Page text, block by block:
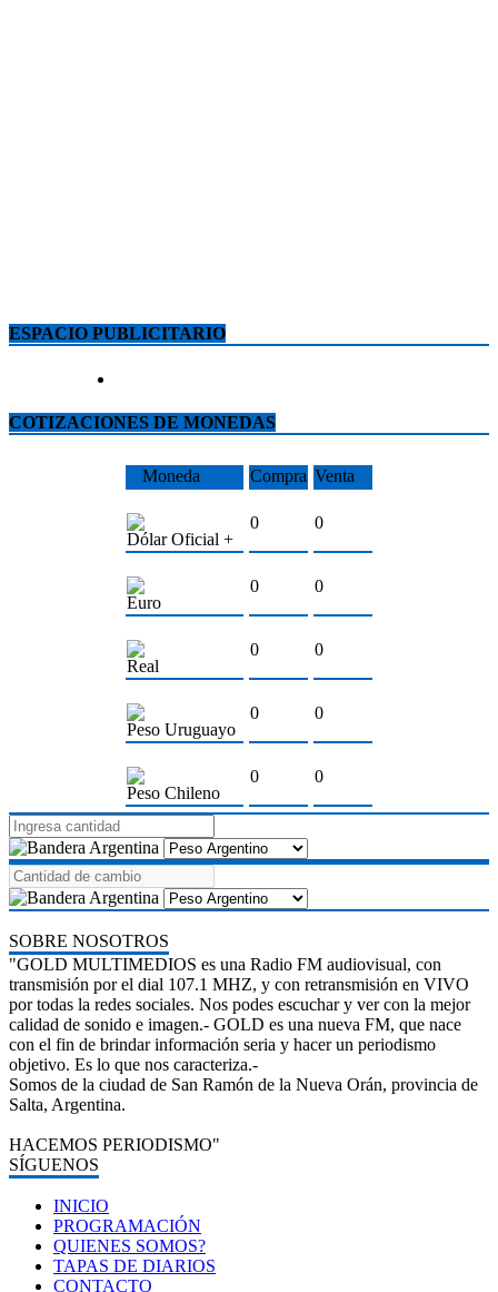
ESPACIO PUBLICITARIO
COTIZACIONES DE MONEDAS
Moneda Compra Venta
Dólar Oficial +
0 0
Euro
0 0
Real
0 0
Peso Uruguayo
0 0
Peso Chileno
0 0
SOBRE NOSOTROS
"GOLD MULTIMEDIOS es una Radio FM audiovisual, con
transmisión por el dial 107.1 MHZ, y con retransmisión en VIVO
por todas la redes sociales. Nos podes escuchar y ver con la mejor
calidad de sonido e imagen.- GOLD es una nueva FM, que nace
con el fin de brindar información seria y hacer un periodismo
objetivo. Es lo que nos caracteriza.-
Somos de la ciudad de San Ramón de la Nueva Orán, provincia de
Salta, Argentina.
HACEMOS PERIODISMO"
SÍGUENOS
INICIO
PROGRAMACIÓN
QUIENES SOMOS?
TAPAS DE DIARIOS
CONTACTO